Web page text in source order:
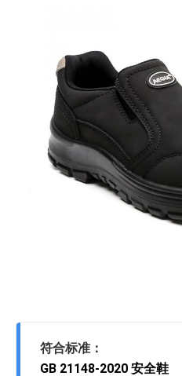
符合标准：
GB 21148-2020 安全鞋